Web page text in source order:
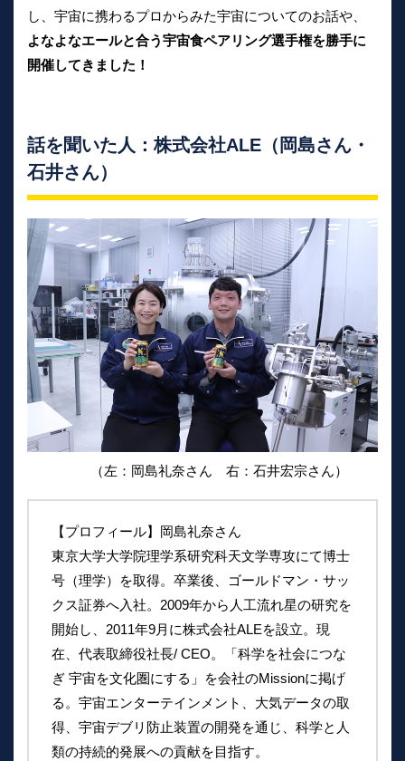
し、宇宙に携わるプロからみた宇宙についてのお話や、
よなよなエールと合う宇宙食ペアリング選手権を勝手に
開催してきました！
話を聞いた人：株式会社ALE（岡島さん・
石井さん）
（左：岡島礼奈さん 右：石井宏宗さん）
【プロフィール】岡島礼奈さん
東京大学大学院理学系研究科天文学専攻にて博士
号（理学）を取得。卒業後、ゴールドマン・サッ
クス証券へ入社。2009年から人工流れ星の研究を
開始し、2011年9月に株式会社ALEを設立。現
在、代表取締役社長/ CEO。「科学を社会につな
ぎ 宇宙を文化圏にする」を会社のMissionに掲げ
る。宇宙エンターテインメント、大気データの取
得、宇宙デブリ防止装置の開発を通じ、科学と人
類の持続的発展への貢献を目指す。